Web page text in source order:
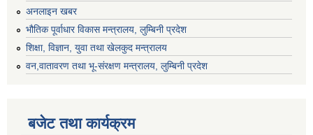
अनलाइन खबर
भौतिक पूर्वाधार विकास मन्त्रालय, लुम्बिनी प्रदेश
शिक्षा, विज्ञान, युवा तथा खेलकुद मन्‍‍त्रालय
वन,वातावरण तथा भू-संरक्षण मन्त्रालय, लुम्बिनी प्रदेश
बजेट तथा कार्यक्रम